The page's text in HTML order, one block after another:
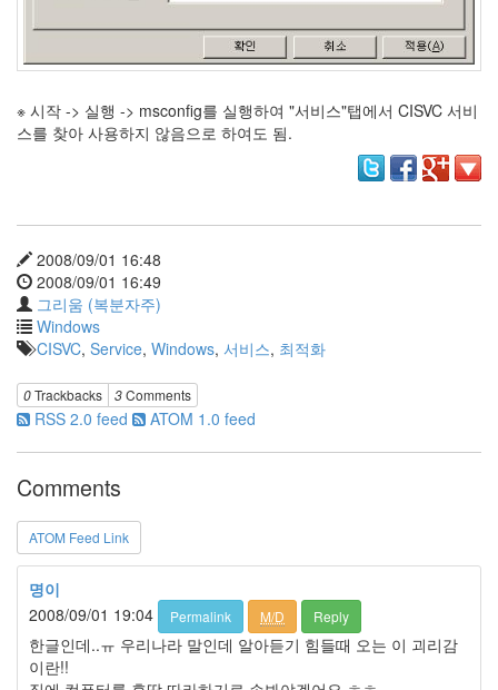
※ 시작 -> 실행 -> msconfig를 실행하여 "서비스"탭에서 CISVC 서비
스를 찾아 사용하지 않음으로 하여도 됨.
2008/09/01 16:48
2008/09/01 16:49
그리움 (복분자주)
Windows
CISVC, Service, Windows, 서비스, 최적화
0Trackbacks 3Comments
RSS 2.0 feed ATOM 1.0 feed
Comments
ATOM Feed Link
명이
2008/09/01 19:04
Permalink M/D Reply
한글인데..ㅠ 우리나라 말인데 알아듣기 힘들때 오는 이 괴리감
이란!!
개
By
리
움
(복
Find!
Categories
전
체
1338
AI
프
프
0
출
판
준
비
0
My-